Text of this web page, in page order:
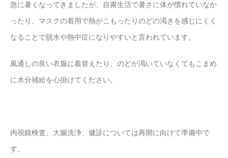
急に暑くなってきましたが、自粛生活で暑さに体が慣れていなか
ったり、マスクの着用で熱がこもったりのどの渇きを感じにくく
なることで脱水や熱中症になりやすいと言われています。
風通しの良い衣服に着替えたり、のどが渇いていなくてもこまめ
に水分補給を心掛けてください。
内視鏡検査、大腸洗浄、健診については再開に向けて準備中で
す。